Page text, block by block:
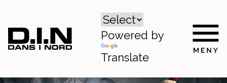
Powered by
Translate